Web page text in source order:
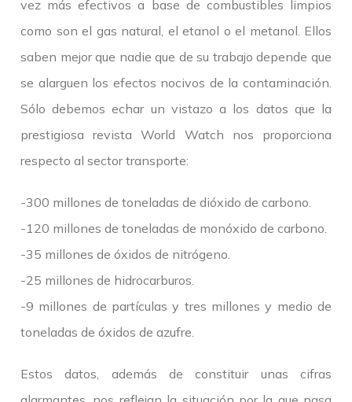
vez más efectivos a base de combustibles limpios
como son el gas natural, el etanol o el metanol. Ellos
saben mejor que nadie que de su trabajo depende que
se alarguen los efectos nocivos de la contaminación.
Sólo debemos echar un vistazo a los datos que la
prestigiosa revista World Watch nos proporciona
respecto al sector transporte:
-300 millones de toneladas de dióxido de carbono.
-120 millones de toneladas de monóxido de carbono.
-35 millones de óxidos de nitrógeno.
-25 millones de hidrocarburos.
-9 millones de partículas y tres millones y medio de
toneladas de óxidos de azufre.
Estos datos, además de constituir unas cifras